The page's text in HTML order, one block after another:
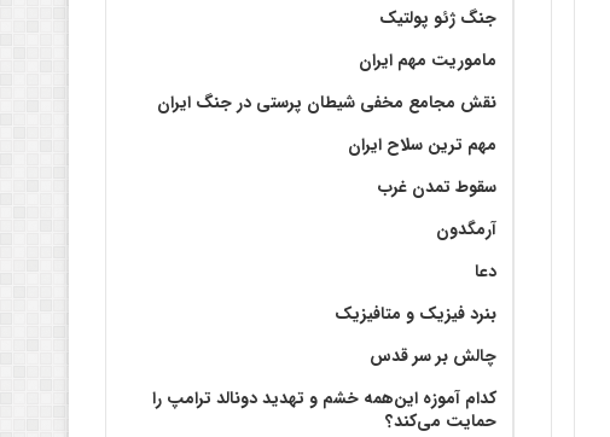
جنگ ژئو پولتیک
ماموریت مهم ایران
نقش مجامع مخفی شیطان پرستی در جنگ ایران
مهم ترین سلاح ایران
سقوط تمدن غرب
آرمگدون
دعا
بنرد فیزیک و متافیزیک
چالش بر سر قدس
کدام آموزه این‌همه خشم و تهدید دونالد ترامپ را
حمایت می‌کند؟